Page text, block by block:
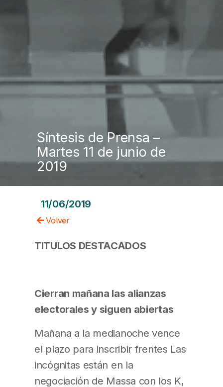
Síntesis de Prensa –
Martes 11 de junio de
2019
11/06/2019
Volver
TITULOS DESTACADOS
Cierran mañana las alianzas
electorales y siguen abiertas
Mañana a la medianoche vence
el plazo para inscribir frentes Las
incógnitas están en la
negociación de Massa con los K,